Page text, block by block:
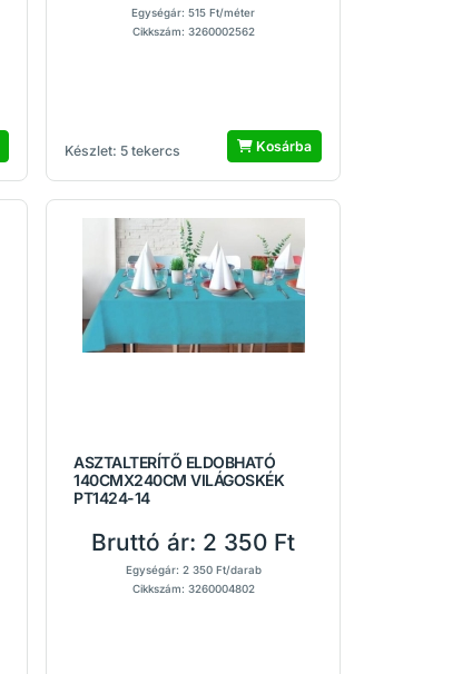
Készlet: 5 tekercs
Egységár: 515 Ft/méter
Cikkszám: 3260002562
Kosárba
ASZTALTERÍTŐ ELDOBHATÓ
140CMX240CM VILÁGOSKÉK
PT1424-14
Bruttó ár: 2 350 Ft
Egységár: 2 350 Ft/darab
Cikkszám: 3260004802